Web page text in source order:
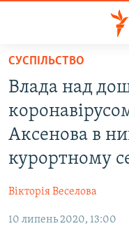
Перейти
основного
матеріалу
Перейти
до
основної
Перейти
до
ВОДА.КРИМ
ВІДЕО ТА ФОТО
ПОГЛЯД
ІНТЕРВ'Ю
СУСПІЛЬСТВО
Влада над
Аксенова в
курортному
Вікторія Веселова
10 липень 2020, 13:00